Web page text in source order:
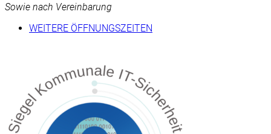
Sowie nach Vereinbarung
WEITERE ÖFFNUNGSZEITEN